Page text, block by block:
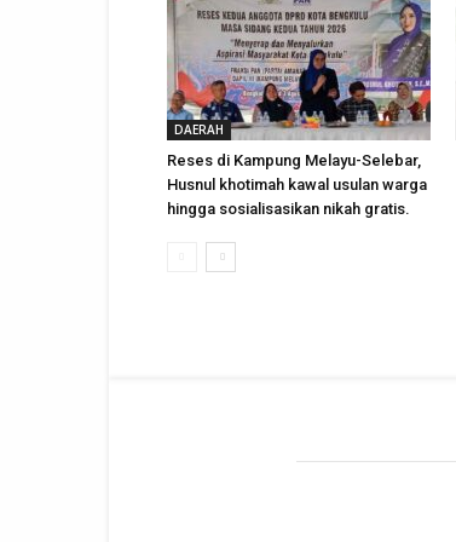
DAERAH
Reses di Kampung Melayu-Selebar,
Husnul khotimah kawal usulan warga
hingga sosialisasikan nikah gratis.